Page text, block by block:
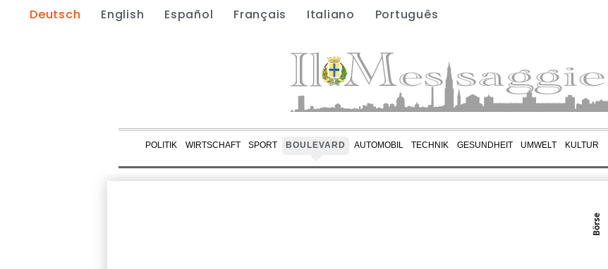
Deutsch English Español Français Italiano Português
POLITIK WIRTSCHAFT SPORT BOULEVARD AUTOMOBIL TECHNIK GESUNDHEIT UMWELT KULTUR
Börse